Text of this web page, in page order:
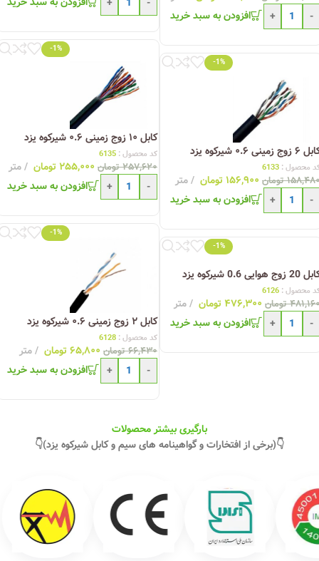
-
+ افزودن به سبد خرید
-1%
کابل ۱۰ زوج زمینی ۰.۶ شیرکوه یزد
کد محصول : 6135
۲۵۷,۶۲۰ تومان ۲۵۵,۰۰۰ تومان
متر
-
+ افزودن به سبد خرید
-1%
زمینی ۰.۶ شیرکوه یزد
محصول : 6133
تومان ۱۵۶,۹۰۰ تومان
متر
-
+ افزودن به سبد خرید
-1%
کابل ۲ زوج زمینی ۰.۶ شیرکوه یزد
کد محصول : 6128
۶۶,۴۳۰ تومان ۶۵,۸۰۰تومان
متر
-
+ افزودن به سبد خرید
-1%
زوج هوایی 0.6 شیرکوه یزد
محصول : 6126
تومان ۴۷۶,۳۰۰ تومان
متر
-
+ افزودن به سبد خرید
بارگیری بیشتر محصولات
👇(برخی از افتخارات و گواهینامه های سیم و کابل شیرکوه یزد)👇